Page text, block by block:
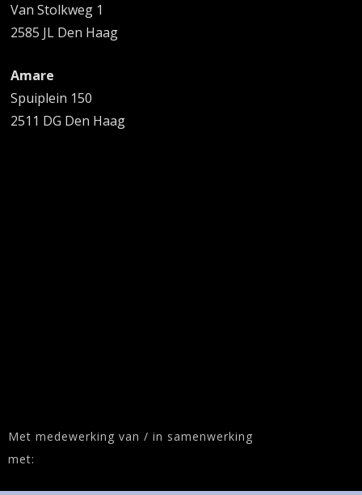
Van Stolkweg 1
2585 JL Den Haag
Amare
Spuiplein 150
2511 DG Den Haag
Met medewerking van / in samenwerking
met: